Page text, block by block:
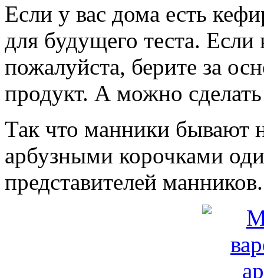
Если у вас дома есть
для будущего теста. Если
пожалуйста, берите за
продукт. А можно
Так что манники бывают
арбузными корочками
представителей манников.